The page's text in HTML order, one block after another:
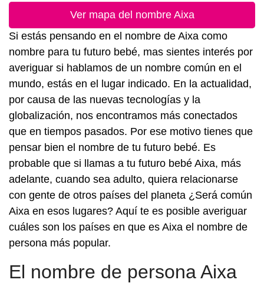
Ver mapa del nombre Aixa
Si estás pensando en el nombre de Aixa como
nombre para tu futuro bebé, mas sientes interés por
averiguar si hablamos de un nombre común en el
mundo, estás en el lugar indicado. En la actualidad,
por causa de las nuevas tecnologías y la
globalización, nos encontramos más conectados
que en tiempos pasados. Por ese motivo tienes que
pensar bien el nombre de tu futuro bebé. Es
probable que si llamas a tu futuro bebé Aixa, más
adelante, cuando sea adulto, quiera relacionarse
con gente de otros países del planeta ¿Será común
Aixa en esos lugares? Aquí te es posible averiguar
cuáles son los países en que es Aixa el nombre de
persona más popular.
El nombre de persona Aixa